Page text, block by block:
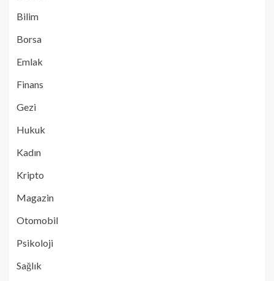
Bilim
Borsa
Emlak
Finans
Gezi
Hukuk
Kadın
Kripto
Magazin
Otomobil
Psikoloji
Sağlık